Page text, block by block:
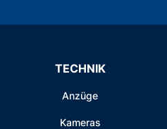
TECHNIK
Anzüge
Kameras